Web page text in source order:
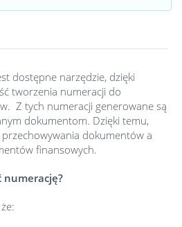
dostępne narzędzie, dzięki
tworzenia numeracji do
Z tych numeracji generowane są
dokumentom. Dzięki temu,
przechowywania dokumentów a
finansowych.
numerację?